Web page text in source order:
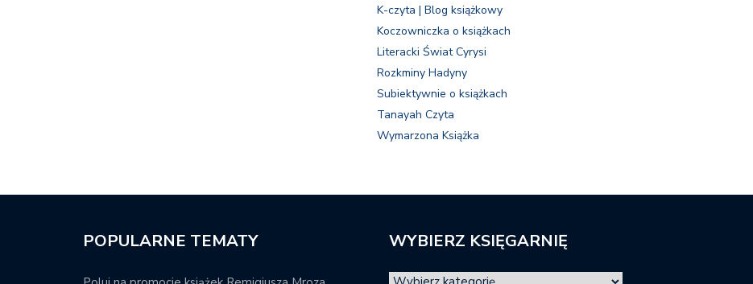
K-czyta | Blog książkowy
Koczowniczka o książkach
Literacki Świat Cyrysi
Rozkminy Hadyny
Subiektywnie o książkach
Tanayah Czyta
Wymarzona Książka
POPULARNE TEMATY WYBIERZ KSIĘGARNIĘ